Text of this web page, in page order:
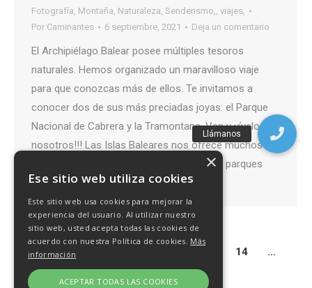
Fotografía, Montaña, Naturaleza, Senderismo,, viajes,
Por Caminantes 6 septiembre, 2021 Deja un comentario
El Archipiélago Balear posee múltiples tesoros
naturales. Hemos organizado un maravilloso viaje
para que conozcas más de ellos. Te invitamos a
conocer dos de sus más preciadas joyas: el Parque
Nacional de Cabrera y la Tramontana. Ven y vívelo con
nosotros!!! Las Islas Baleares nos ofrece muchos
atractivos para querer conocerlas: playas, parques
nacionales, montes,…
1 14
…
27
Ese sitio web utiliza cookies
Este sitio web usa cookies para mejorar la
experiencia del usuario. Al utilizar nuestro
sitio web, usted acepta todas las cookies de
acuerdo con nuestra Política de cookies. Más
información
ACEPTAR TODAS LAS COOKIES
×